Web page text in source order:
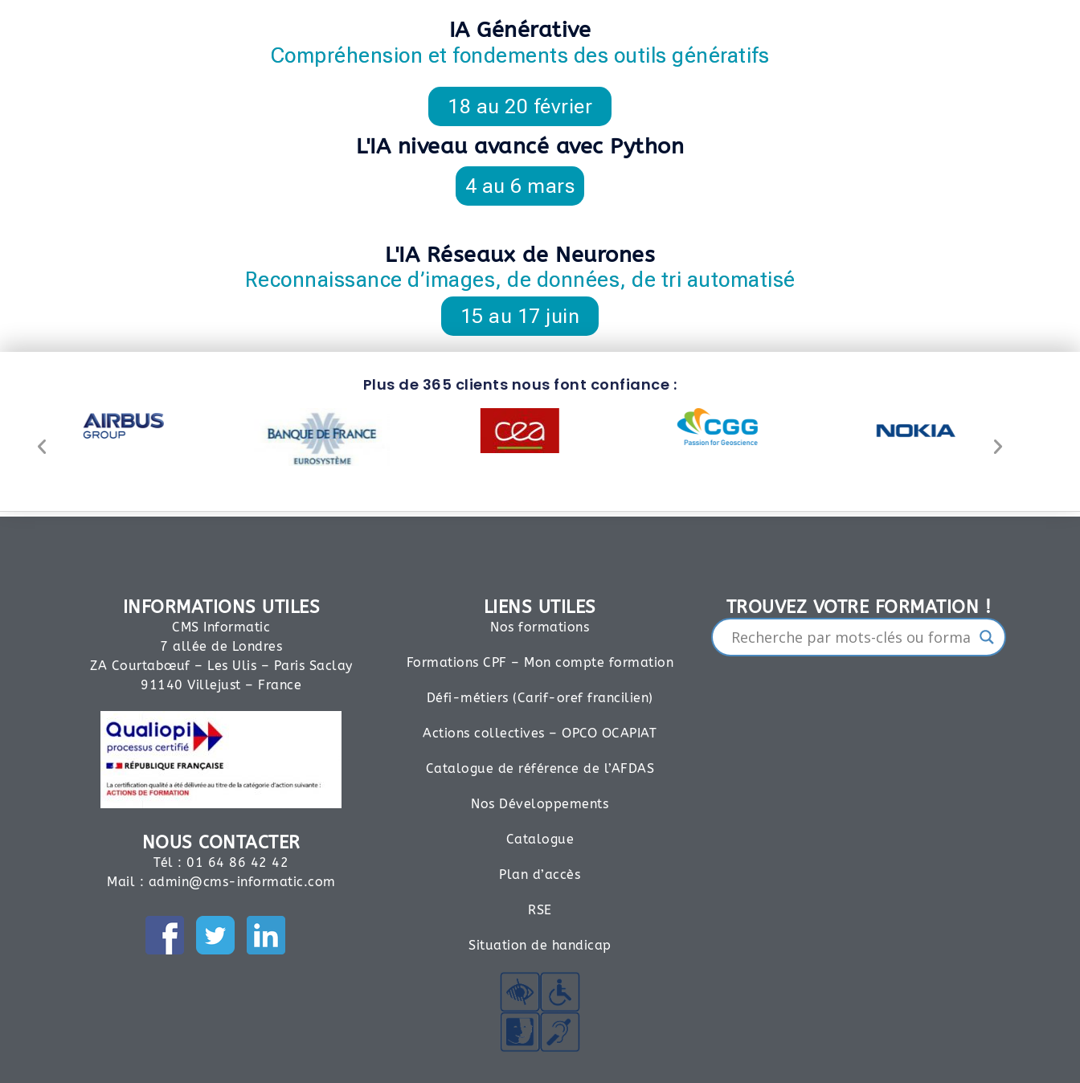
IA Générative
Compréhension et fondements des outils génératifs
18 au 20 février
L'IA niveau avancé avec Python
4 au 6 mars
L'IA Réseaux de Neurones
Reconnaissance d’images, de données, de tri automatisé
15 au 17 juin
Plus de 365 clients nous font confiance :
INFORMATIONS UTILES
CMS Informatic
7 allée de Londres
ZA Courtabœuf – Les Ulis – Paris Saclay
91140 Villejust – France
NOUS CONTACTER
Tél : 01 64 86 42 42
Mail : admin@cms-informatic.com
LIENS UTILES
Nos formations
Formations CPF – Mon compte formation
Défi-métiers (Carif-oref francilien)
Actions collectives – OPCO OCAPIAT
Catalogue de référence de l’AFDAS
Nos Développements
Catalogue
Plan d’accès
RSE
Situation de handicap
TROUVEZ VOTRE FORMATION !​